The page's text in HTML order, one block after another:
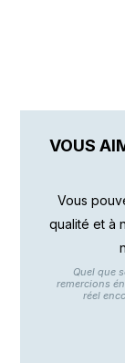
VOUS
Vous
qualité et à
Quel que
remercions
réel